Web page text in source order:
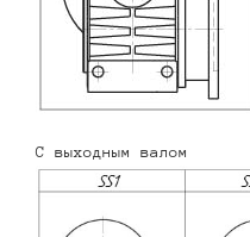
С выходным валом